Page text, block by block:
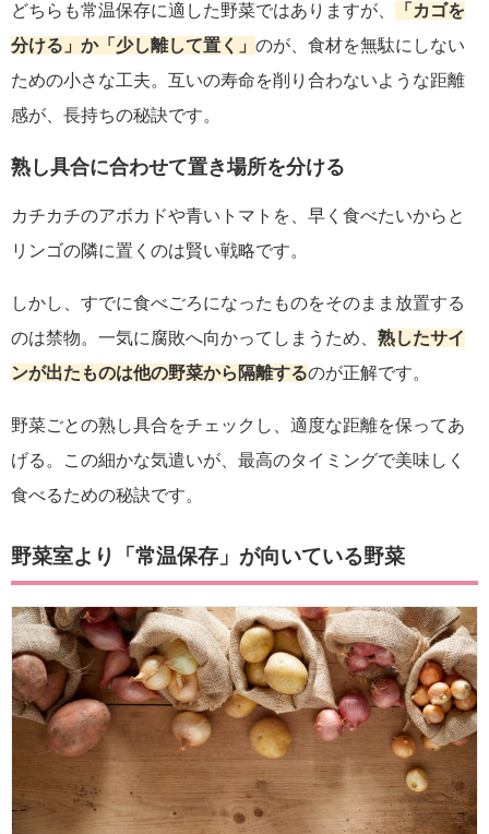
どちらも常温保存に適した野菜ではありますが、
「カゴを
分ける」か「少し離して置く」 のが、食材を無駄にしない
ための小さな工夫。互いの寿命を削り合わないような距離
感が、長持ちの秘訣です。
熟し具合に合わせて置き場所を分ける
カチカチのアボカドや青いトマトを、早く食べたいからと
リンゴの隣に置くのは賢い戦略です。
しかし、すでに食べごろになったものをそのまま放置する
のは禁物。一気に腐敗へ向かってしまうため、 熟したサイ
ンが出たものは他の野菜から隔離するのが正解です。
野菜ごとの熟し具合をチェックし、適度な距離を保ってあ
げる。この細かな気遣いが、最高のタイミングで美味しく
食べるための秘訣です。
野菜室より「常温保存」が向いている野菜